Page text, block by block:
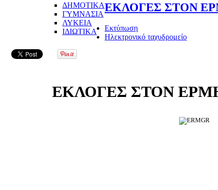
ΔΗΜΟΤΙΚΑ
ΓΥΜΝΑΣΙΑ
ΛΥΚΕΙΑ
ΙΔΙΩΤΙΚΑ
ΕΚΛΟΓΕΣ ΣΤΟΝ
Εκτύπωση
Ηλεκτρονικό ταχυδρομείο
ΕΚΛΟΓΕΣ ΣΤΟΝ